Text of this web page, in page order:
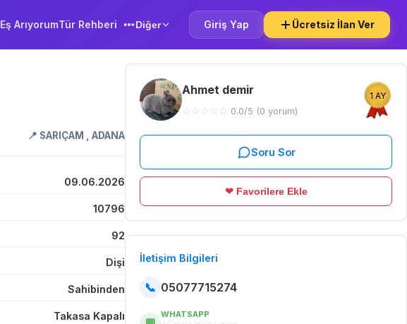
Eş ArıyorumTür Rehberi Diğer Giriş Yap Ücretsiz İlan Ver
📍 SARIÇAM ADANA
09.06.2026
10796
92
Dişi
Sahibinden
Takasa Kapalı
Ahmet demir
☆ ☆ ☆ ☆ ☆ 0.0/5 (0 yorum)
1 AY
Soru Sor
❤ Favorilere Ekle
İletişim Bilgileri
📞 05077715274
WHATSAPP